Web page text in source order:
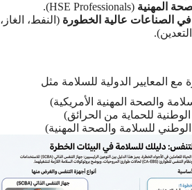
المهنية (HSE Professionals).
في الصناعات عالية الخطورة (النفط، الغاز،
مع المعايير الدولية للسلامة مثل
والصحة المهنية الأمريكية)
للحماية من الحرائق)
للسلامة والصحة المهنية)